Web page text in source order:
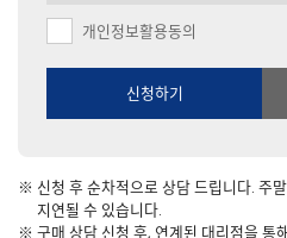
개인정보활용동의
신청하기
신청 후 순차적으로 상담 드립니다. 주
지연될 수 있습니다.
구매 상담 신청 후, 연계된 대리점을 통